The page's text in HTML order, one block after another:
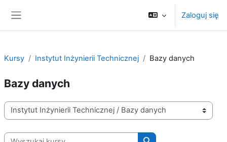
Zaloguj się
Kursy Instytut Inżynierii Technicznej Bazy danych
Bazy danych
Kategorie kursów
Wyszukaj kursy